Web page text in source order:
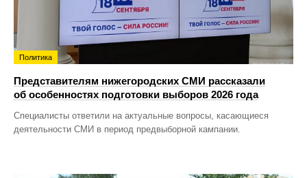
Политика
Представителям нижегородских СМИ рассказали
об особенностях подготовки выборов 2026 года
Специалисты ответили на актуальные вопросы, касающиеся
деятельности СМИ в период предвыборной кампании.